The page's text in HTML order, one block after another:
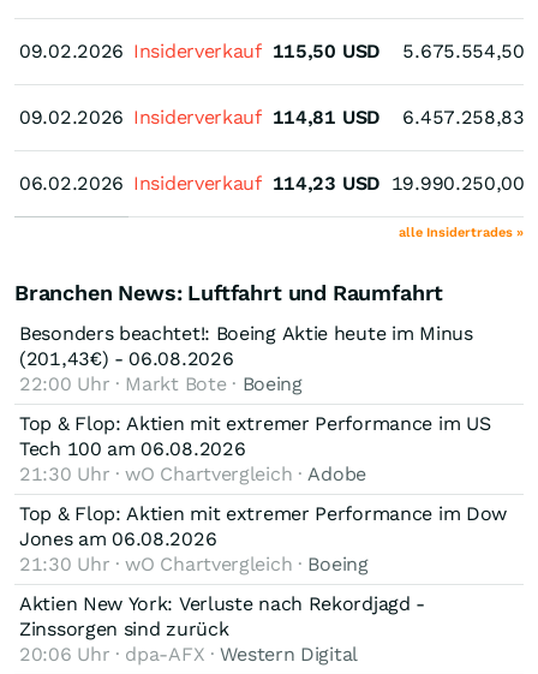
09.02.2026
09.02.2026
06.02.2026
09.02.2026 Insiderverkauf 115,50 USD 5.675.554,50
09.02.2026 Insiderverkauf 114,81 USD 6.457.258,83
06.02.2026 Insiderverkauf 114,23 USD 19.990.250,00
alle Insidertrades »
Branchen News: Luftfahrt und Raumfahrt
Besonders beachtet!: Boeing Aktie heute im Minus
(201,43€) - 06.08.2026
22:00 Uhr · Markt Bote · Boeing
Top & Flop: Aktien mit extremer Performance im US
Tech 100 am 06.08.2026
21:30 Uhr · wO Chartvergleich · Adobe
Top & Flop: Aktien mit extremer Performance im Dow
Jones am 06.08.2026
21:30 Uhr · wO Chartvergleich · Boeing
Aktien New York: Verluste nach Rekordjagd -
Zinssorgen sind zurück
20:06 Uhr · dpa-AFX ·Western Digital